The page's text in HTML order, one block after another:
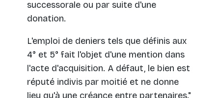
successorale ou par suite d'une
donation.
L'emploi de deniers tels que définis aux
4° et 5° fait l'objet d'une mention dans
l'acte d'acquisition. A défaut, le bien est
réputé indivis par moitié et ne donne
lieu qu'à une créance entre partenaires."